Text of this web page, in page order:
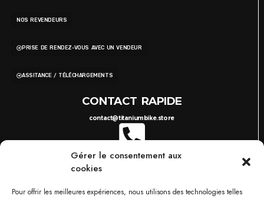
Gérer le consentement aux
cookies
Pour offrir les meilleures expériences, nous utilisons des technologies telles
NOS REVENDEURS
PRISE DE RENDEZ-VOUS AVEC UN VENDEUR
ASSITANCE / TÉLÉCHARGEMENTS
CONTACT RAPIDE
contact@titaniumbike.store
0035 26 61 40 36 17
749 RUE DU BOIS D'ORLY, 57685 AUGNY